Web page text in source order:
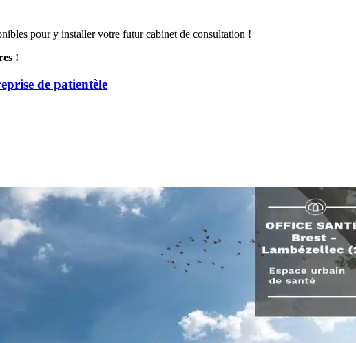
pour y installer votre futur cabinet de consultation !
!
de patientèle